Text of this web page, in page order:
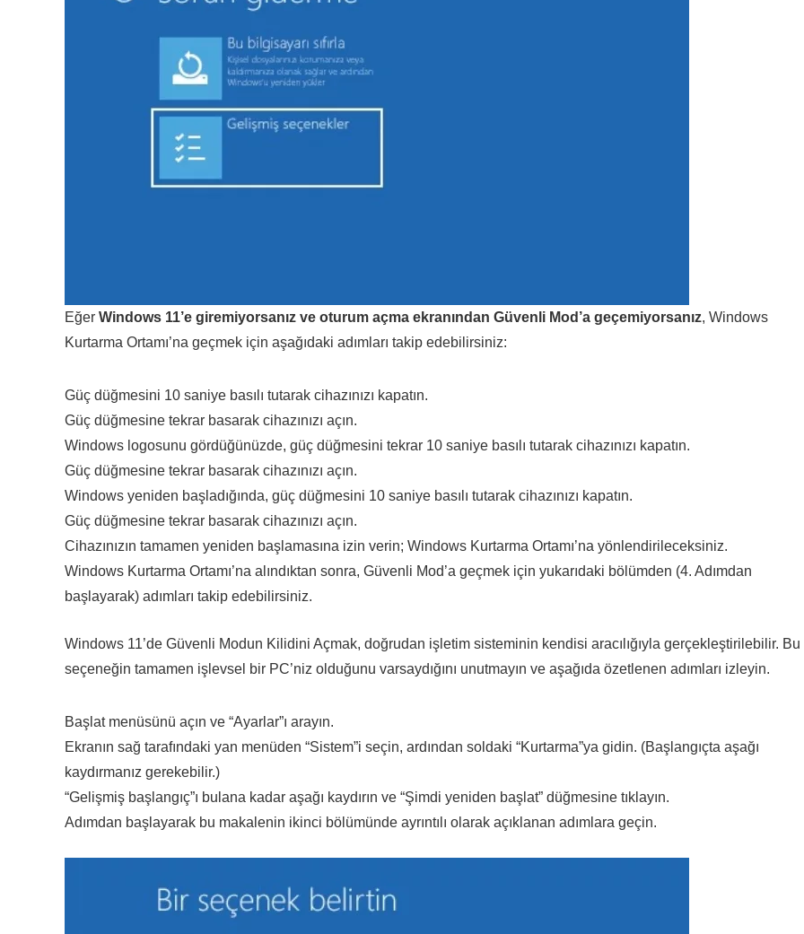
Eğer Windows 11’e giremiyorsanız ve oturum açma ekranından Güvenli Mod’a geçemiyorsanız, Windows
Kurtarma Ortamı’na geçmek için aşağıdaki adımları takip edebilirsiniz:
Güç düğmesini 10 saniye basılı tutarak cihazınızı kapatın.
Güç düğmesine tekrar basarak cihazınızı açın.
Windows logosunu gördüğünüzde, güç düğmesini tekrar 10 saniye basılı tutarak cihazınızı kapatın.
Güç düğmesine tekrar basarak cihazınızı açın.
Windows yeniden başladığında, güç düğmesini 10 saniye basılı tutarak cihazınızı kapatın.
Güç düğmesine tekrar basarak cihazınızı açın.
Cihazınızın tamamen yeniden başlamasına izin verin; Windows Kurtarma Ortamı’na yönlendirileceksiniz.
Windows Kurtarma Ortamı’na alındıktan sonra, Güvenli Mod’a geçmek için yukarıdaki bölümden (4. Adımdan
başlayarak) adımları takip edebilirsiniz.
Windows 11’de Güvenli Modun Kilidini Açmak, doğrudan işletim sisteminin kendisi aracılığıyla gerçekleştirilebilir. Bu
seçeneğin tamamen işlevsel bir PC’niz olduğunu varsaydığını unutmayın ve aşağıda özetlenen adımları izleyin.
Başlat menüsünü açın ve “Ayarlar”ı arayın.
Ekranın sağ tarafındaki yan menüden “Sistem”i seçin, ardından soldaki “Kurtarma”ya gidin. (Başlangıçta aşağı
kaydırmanız gerekebilir.)
“Gelişmiş başlangıç”ı bulana kadar aşağı kaydırın ve “Şimdi yeniden başlat” düğmesine tıklayın.
Adımdan başlayarak bu makalenin ikinci bölümünde ayrıntılı olarak açıklanan adımlara geçin.